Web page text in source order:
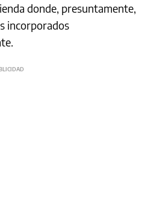
donde, presuntamente,
incorporados